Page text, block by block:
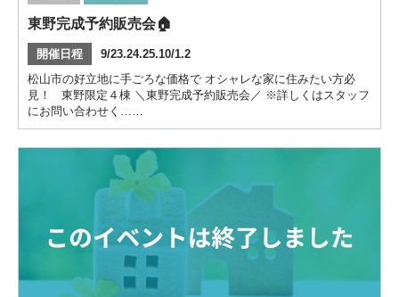
東野完成予約販売会🏠
開催日程
9/23.24.25.10/1.2
松山市の好立地に手ごろな価格で オシャレな家に住みたい方必
見！ 東野限定４棟 ＼東野完成予約販売会／ ※詳しくはスタッフ
にお問い合わせく……